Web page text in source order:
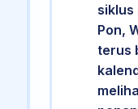
siklus
Pon,
terus